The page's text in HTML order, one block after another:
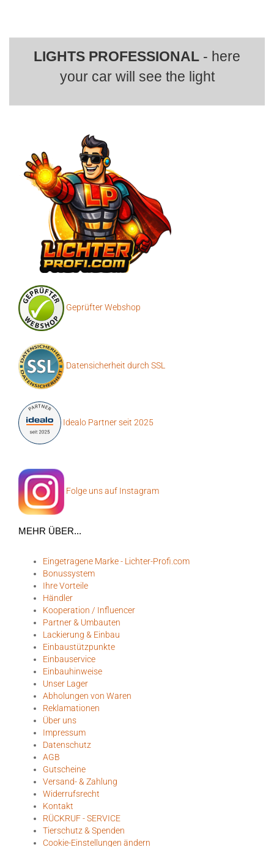
LIGHTS PROFESSIONAL - here
your car will see the light
Geprüfter Webshop
Datensicherheit durch SSL
Idealo Partner seit 2025
Folge uns auf Instagram
MEHR ÜBER...
Eingetragene Marke - Lichter-Profi.com
Bonussystem
Ihre Vorteile
Händler
Kooperation / Influencer
Partner & Umbauten
Lackierung & Einbau
Einbaustützpunkte
Einbauservice
Einbauhinweise
Unser Lager
Abholungen von Waren
Reklamationen
Über uns
Impressum
Datenschutz
AGB
Gutscheine
Versand- & Zahlung
Widerrufsrecht
Kontakt
RÜCKRUF - SERVICE
Tierschutz & Spenden
Cookie-Einstellungen ändern